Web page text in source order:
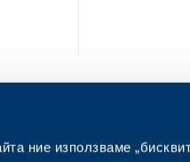
ние използваме